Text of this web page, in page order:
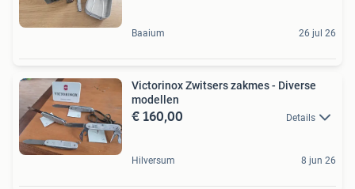
Baaium 26 jul 26
Victorinox Zwitsers zakmes - Diverse
modellen
€ 160,00 Details
Hilversum 8 jun 26